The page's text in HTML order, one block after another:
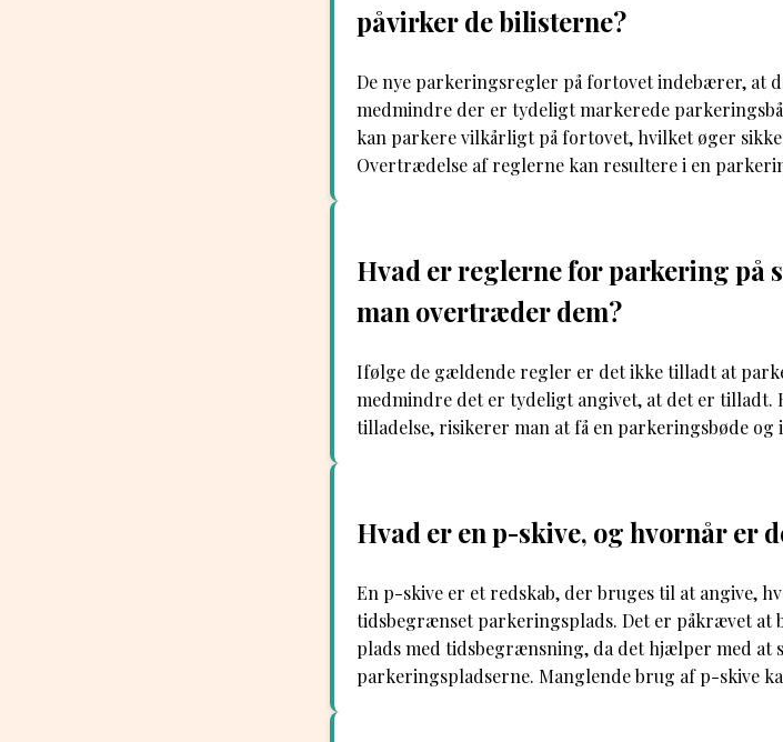
påvirker de bilisterne?
De nye parkeringsregler på fortovet indebærer, at
medmindre der er tydeligt markerede
kan parkere vilkårligt på fortovet, hvilket øger
Overtrædelse af reglerne kan resultere i en
Hvad er reglerne for parkering på
man overtræder dem?
Ifølge de gældende regler er det ikke tilladt at
medmindre det er tydeligt angivet, at det er tilladt.
tilladelse, risikerer man at få en parkeringsbøde
Hvad er en p-skive, og hvornår er
En p-skive er et redskab, der bruges til at angive,
tidsbegrænset parkeringsplads. Det er påkrævet at
plads med tidsbegrænsning, da det hjælper med
parkeringspladserne. Manglende brug af p-skive